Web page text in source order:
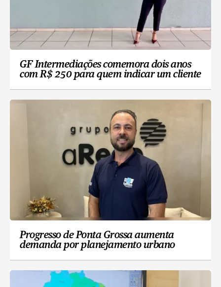
GF Intermediações comemora dois anos
com R$ 250 para quem indicar um cliente
Progresso de Ponta Grossa aumenta
demanda por planejamento urbano